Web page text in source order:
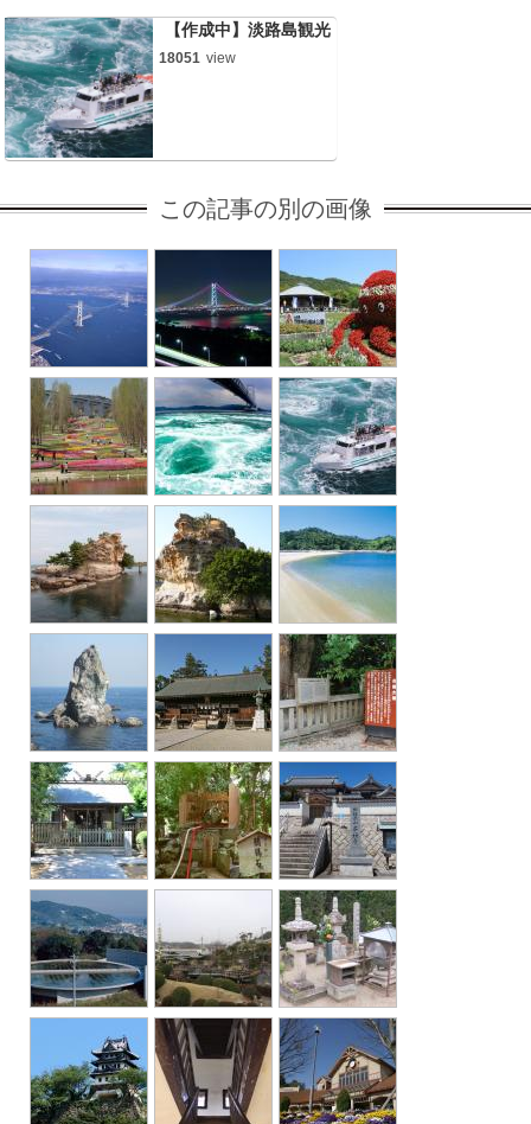
【作成中】淡路島観光
18051 view
この記事の別の画像